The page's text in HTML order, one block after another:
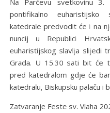
Na Parčevu svetkovinu
pontifikalno euharistijsko
katedrale predvodit će i na
nuncij u Republici
euharistijskog slavlja slijedi
Grada. U 15.30 sati bit će
pred katedralom gdje će
katedralu, Biskupsku palaču i
Zatvaranje Feste sv. Vlaha